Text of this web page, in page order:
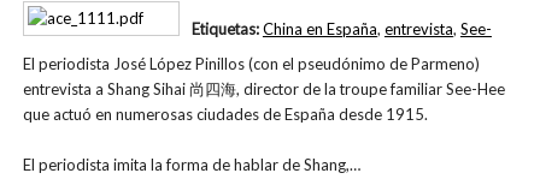
El periodista José López Pinillos (con el pseudónimo de Parmeno)
entrevista a Shang Sihai 尚四海, director de la troupe familiar See-Hee
que actuó en numerosas ciudades de España desde 1915.
El periodista imita la forma de hablar de Shang,…
Etiquetas:China en España, entrevista, See-